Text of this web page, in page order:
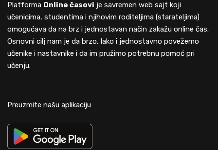
Platforma Online časovi je savremen web sajt koji
učenicima, studentima i njihovim roditeljima (starateljima)
omogućava da na brz i jednostavan način zakažu online čas.
Osnovni cilj nam je da brzo, lako i jednostavno povežemo
učenike i nastavnike i da im pružimo potrebnu pomoć pri
učenju.
Preuzmite našu aplikaciju